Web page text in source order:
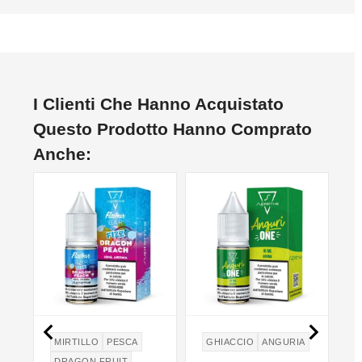
I Clienti Che Hanno Acquistato
Questo Prodotto Hanno Comprato
Anche:
MIRTILLO
PESCA
GHIACCIO ANGURIA
 